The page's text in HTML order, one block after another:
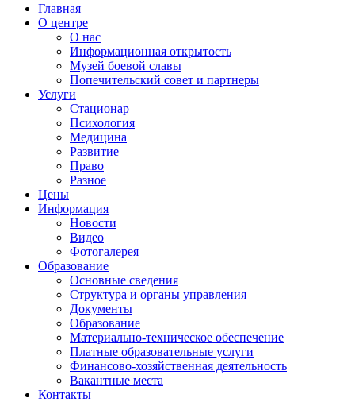
Главная
О центре
О нас
Информационная открытость
Музей боевой славы
Попечительский совет и партнеры
Услуги
Стационар
Психология
Медицина
Развитие
Право
Разное
Цены
Информация
Новости
Видео
Фотогалерея
Образование
Основные сведения
Структура и органы управления
Документы
Образование
Материально-техническое обеспечение
Платные образовательные услуги
Финансово-хозяйственная деятельность
Вакантные места
Контакты